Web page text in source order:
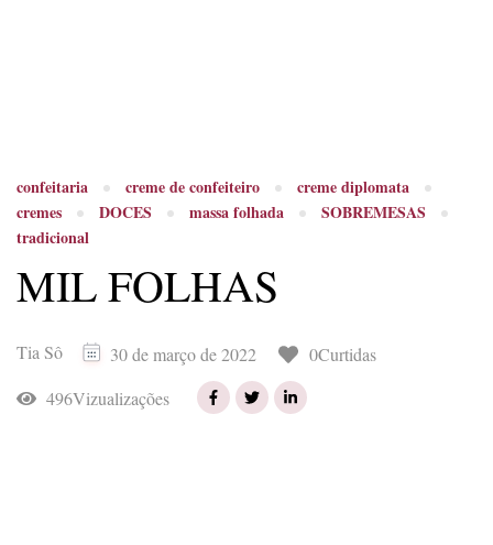
confeitaria creme de confeiteiro
creme diplomata
cremes
DOCES massa folhada
SOBREMESAS
tradicional
MIL FOLHAS
Tia Sô 30 de março de 2022
0Curtidas
496Vizualizações